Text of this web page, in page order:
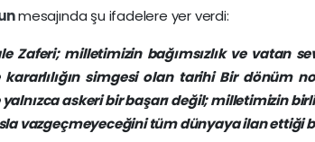
mesajında şu ifadelere yer verdi:
Zaferi; milletimizin bağımsızlık ve vatan
simgesi olan tarihi Bir dönüm
askeri bir başarı değil; milletimizin
vazgeçmeyeceğini tüm dünyaya ilan ettiği